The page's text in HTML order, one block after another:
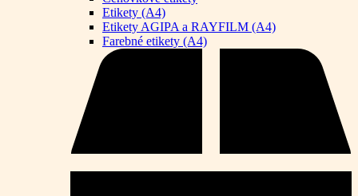
Etikety (A4)
Etikety AGIPA a RAYFILM (A4)
Farebné etikety (A4)